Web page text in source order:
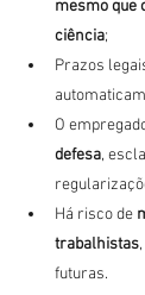
mesmo que
ciência;
Prazos
O
defesa,
Há risco de
trabalhistas
futuras.